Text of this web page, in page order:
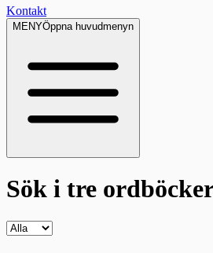
Kontakt
MENYÖppna huvudmenyn
Sök i tre